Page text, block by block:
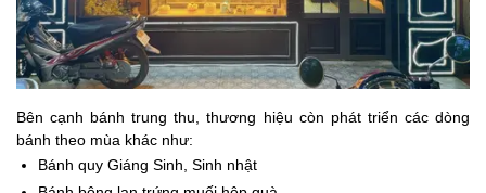
Bên cạnh bánh trung thu, thương hiệu còn phát triển các dòng
bánh theo mùa khác như:
Bánh quy Giáng Sinh, Sinh nhật